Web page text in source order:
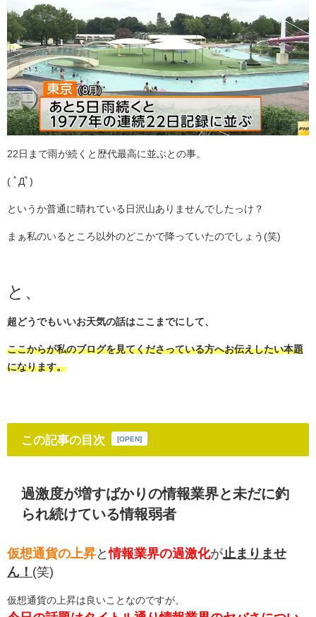
22日まで雨が続くと歴代最高に並ぶとの事。
( ﾟДﾟ)
というか普通に晴れている日沢山ありませんでしたっけ？
まぁ私のいるところ以外のどこかで降っていたのでしょう(笑)
と、
超どうでもいいお天気の話はここまでにして、
ここからが私のブログを見てくださっている方へお伝えしたい本題
になります。
この記事の目次 [OPEN]
過激度が増すばかりの情報業界と未だに釣
られ続けている情報弱者
仮想通貨の上昇と情報業界の過激化が止まりませ
ん！ (笑)
仮想通貨の上昇は良いことなのですが、